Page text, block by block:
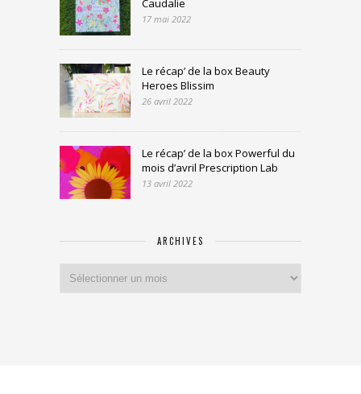
Caudalie
17 mai 2022
Le récap’ de la box Beauty
Heroes Blissim
26 avril 2022
Le récap’ de la box Powerful du
mois d’avril Prescription Lab
13 avril 2022
ARCHIVES